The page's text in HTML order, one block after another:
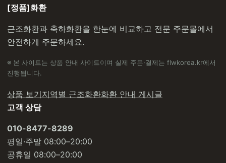
[정품]화환
근조화환과 축하화환을 한눈에 비교하고 전문 주문몰에서
안전하게 주문하세요.
※ 본 사이트는 상품 안내 사이트이며 실제 주문·결제는 flwkorea.kr에서
진행됩니다.
상품 보기지역별 근조화환화환 안내 게시글
고객 상담
010-8477-8289
평일·주말 08:00–20:00
공휴일 08:00–20:00